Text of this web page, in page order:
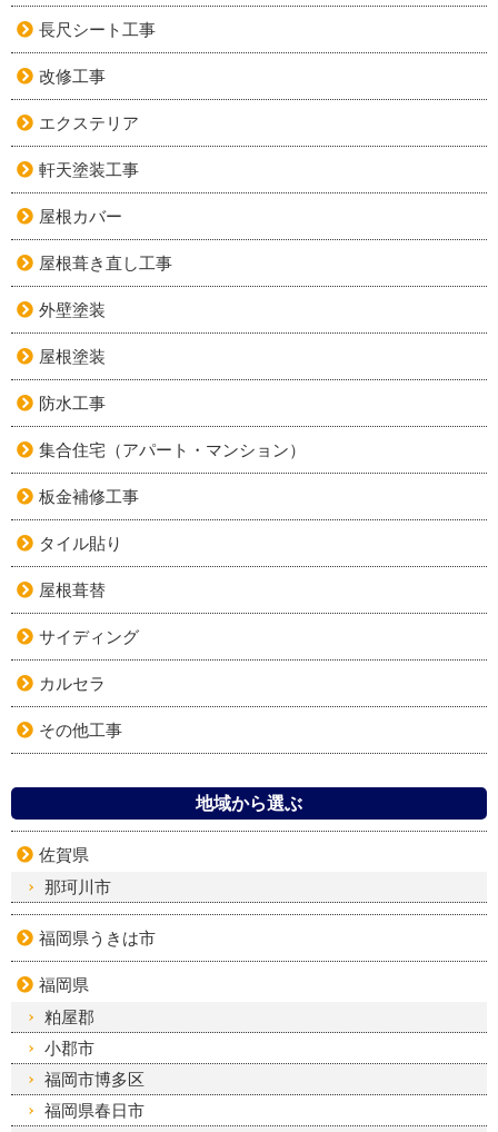
長尺シート工事
改修工事
エクステリア
軒天塗装工事
屋根カバー
屋根葺き直し工事
外壁塗装
屋根塗装
防水工事
集合住宅（アパート・マンション）
板金補修工事
タイル貼り
屋根葺替
サイディング
カルセラ
その他工事
地域から選ぶ
佐賀県
那珂川市
福岡県うきは市
福岡県
粕屋郡
小郡市
福岡市博多区
福岡県春日市